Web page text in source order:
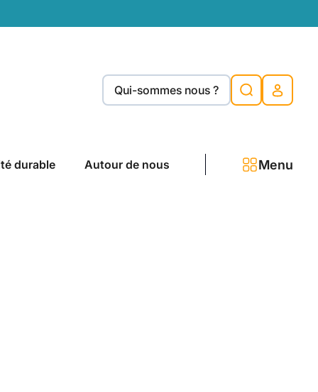
Qui-sommes nous ?
durable Autour de nous Menu